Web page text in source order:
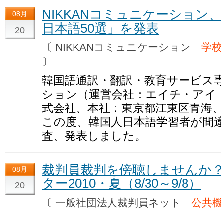
08月
20
NIKKANコミュニケーション
日本語50選」を発表
〔 NIKKANコミュニケーション 学
〕
韓国語通訳・翻訳・教育サービス
ション（運営会社：エイチ・ア
式会社、本社：東京都江東区青海
この度、韓国人日本語学習者が間
査、発表しました。
08月
20
裁判員裁判を傍聴しません
ター2010・夏（8/30～9/8）
〔 一般社団法人裁判員ネット 公共